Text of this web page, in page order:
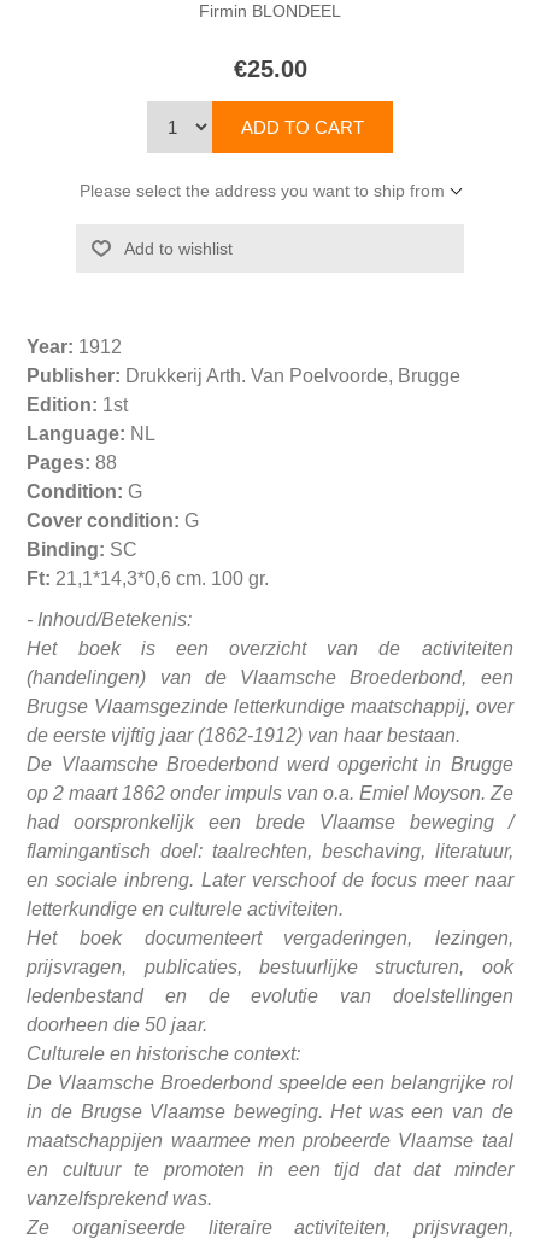
Firmin BLONDEEL
€25.00
Please select the address you want to ship from
Year: 1912
Publisher: Drukkerij Arth. Van Poelvoorde, Brugge
Edition: 1st
Language: NL
Pages: 88
Condition: G
Cover condition: G
Binding: SC
Ft: 21,1*14,3*0,6 cm. 100 gr.
- Inhoud/Betekenis:
Het boek is een overzicht van de activiteiten
(handelingen) van de Vlaamsche Broederbond, een
Brugse Vlaamsgezinde letterkundige maatschappij, over
de eerste vijftig jaar (1862‑1912) van haar bestaan.
De Vlaamsche Broederbond werd opgericht in Brugge
op 2 maart 1862 onder impuls van o.a. Emiel Moyson. Ze
had oorspronkelijk een brede Vlaamse beweging /
flamingantisch doel: taalrechten, beschaving, literatuur,
en sociale inbreng. Later verschoof de focus meer naar
letterkundige en culturele activiteiten.
Het boek documenteert vergaderingen, lezingen,
prijsvragen, publicaties, bestuurlijke structuren, ook
ledenbestand en de evolutie van doelstellingen
doorheen die 50 jaar.
Culturele en historische context:
De Vlaamsche Broederbond speelde een belangrijke rol
in de Brugse Vlaamse beweging. Het was een van de
maatschappijen waarmee men probeerde Vlaamse taal
en cultuur te promoten in een tijd dat dat minder
vanzelfsprekend was.
Ze organiseerde literaire activiteiten, prijsvragen,